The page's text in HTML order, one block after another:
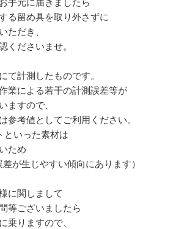
る留め具を取り外さずに
ただき、
くださいませ。
て計測したものです。
業による若干の計測誤差等が
ますので、
参考値としてご利用ください。
といった素材は
ため
が生じやすい傾向にあります）
に関しまして
等ございましたら
乗りますので、